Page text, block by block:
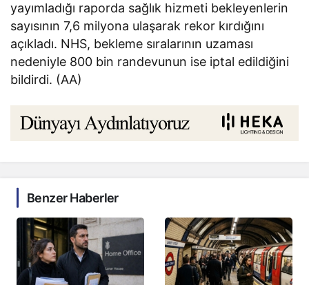
yayımladığı raporda sağlık hizmeti bekleyenlerin
sayısının 7,6 milyona ulaşarak rekor kırdığını
açıkladı. NHS, bekleme sıralarının uzaması
nedeniyle 800 bin randevunun ise iptal edildiğini
bildirdi. (AA)
Benzer Haberler